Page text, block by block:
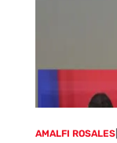
AMALFI ROSALES|